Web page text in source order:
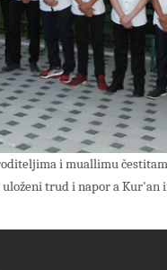
i muallimu
trud i napor a Kur'an